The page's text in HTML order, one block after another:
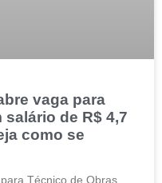
vaga para
de R$ 4,7
como se
Técnico de Obras